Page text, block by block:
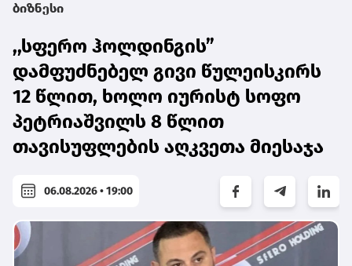
ბიზნესი
,,სფერო ჰოლდინგის”
დამფუძნებელ გივი წულეისკირს
12 წლით, ხოლო იურისტ სოფო
პეტრიაშვილს 8 წლით
თავისუფლების აღკვეთა მიესაჯა
06.08.2026 • 19:00